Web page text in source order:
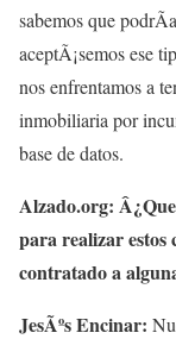
sabemos que
aceptÃ¡semos ese
nos enfrentamos a
inmobiliaria por
base de datos.
Alzado.org:
para realizar
contratado a
JesÃºs Encinar: